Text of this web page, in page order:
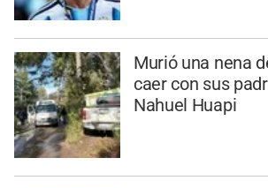
Murió una nena
caer con sus
Nahuel Huapi